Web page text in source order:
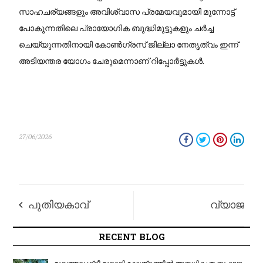
സാഹചര്യങ്ങളും അവിശ്വാസ പ്രമേയവുമായി മുന്നോട്ട്
പോകുന്നതിലെ പ്രായോഗിക ബുദ്ധിമുട്ടുകളും ചർച്ച
ചെയ്യുന്നതിനായി കോൺഗ്രസ് ജില്ലാ നേതൃത്വം ഇന്ന്
അടിയന്തര യോഗം ചേരുമെന്നാണ് റിപ്പോർട്ടുകൾ.
27/06/2026
പുതിയകാവ്
ക്ഷേത്രത്തിൽനിന്ന്
വ്യാജ
മാധ്യമങ്ങൾക്കെതിരെ
RECENT BLOG